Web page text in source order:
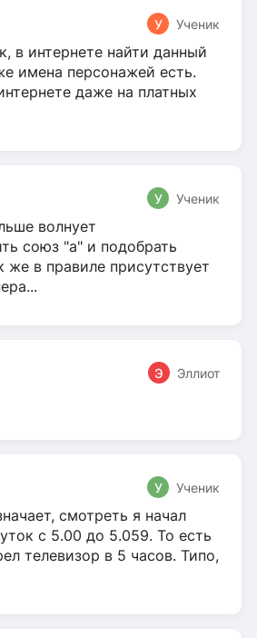
У Ученик
в интернете найти данный
имена персонажей есть.
даже на платных
У Ученик
волнует
союз "а" и подобрать
же в правиле присутствует
Э Эллиот
У Ученик
смотреть я начал
с 5.00 до 5.059. То есть
телевизор в 5 часов. Типо,